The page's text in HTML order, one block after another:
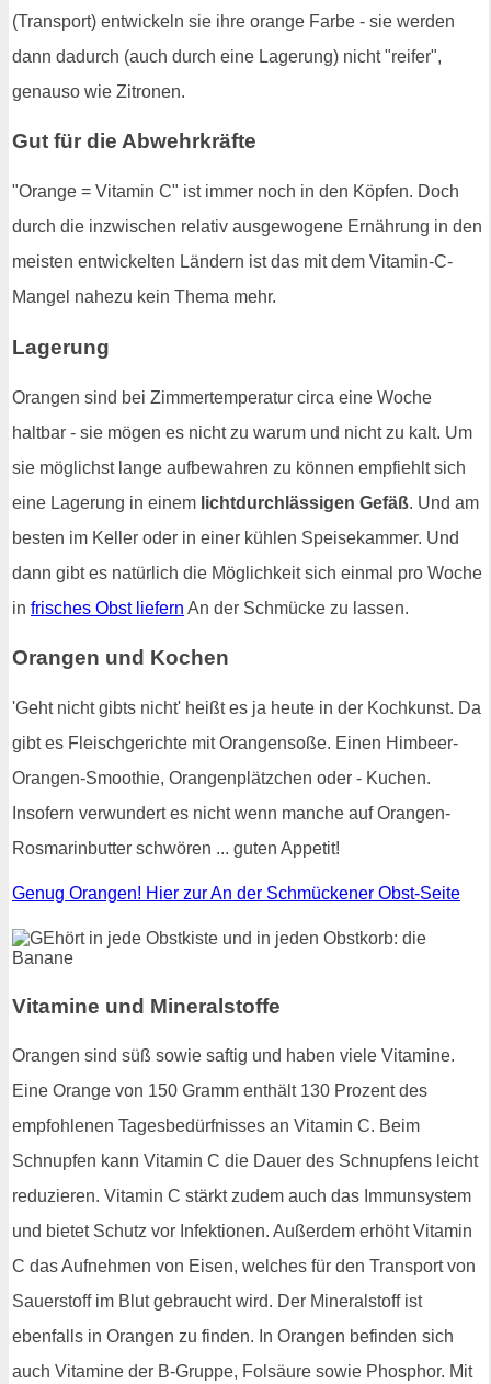
(Transport) entwickeln sie ihre orange Farbe - sie werden
dann dadurch (auch durch eine Lagerung) nicht "reifer",
genauso wie Zitronen.
Gut für die Abwehrkräfte
"Orange = Vitamin C" ist immer noch in den Köpfen. Doch
durch die inzwischen relativ ausgewogene Ernährung in den
meisten entwickelten Ländern ist das mit dem Vitamin-C-
Mangel nahezu kein Thema mehr.
Lagerung
Orangen sind bei Zimmertemperatur circa eine Woche
haltbar - sie mögen es nicht zu warum und nicht zu kalt. Um
sie möglichst lange aufbewahren zu können empfiehlt sich
eine Lagerung in einem lichtdurchlässigen Gefäß. Und am
besten im Keller oder in einer kühlen Speisekammer. Und
dann gibt es natürlich die Möglichkeit sich einmal pro Woche
in frisches Obst liefern An der Schmücke zu lassen.
Orangen und Kochen
'Geht nicht gibts nicht' heißt es ja heute in der Kochkunst. Da
gibt es Fleischgerichte mit Orangensoße. Einen Himbeer-
Orangen-Smoothie, Orangenplätzchen oder - Kuchen.
Insofern verwundert es nicht wenn manche auf Orangen-
Rosmarinbutter schwören ... guten Appetit!
Genug Orangen! Hier zur An der Schmückener Obst-Seite
Vitamine und Mineralstoffe
Orangen sind süß sowie saftig und haben viele Vitamine.
Eine Orange von 150 Gramm enthält 130 Prozent des
empfohlenen Tagesbedürfnisses an Vitamin C. Beim
Schnupfen kann Vitamin C die Dauer des Schnupfens leicht
reduzieren. Vitamin C stärkt zudem auch das Immunsystem
und bietet Schutz vor Infektionen. Außerdem erhöht Vitamin
C das Aufnehmen von Eisen, welches für den Transport von
Sauerstoff im Blut gebraucht wird. Der Mineralstoff ist
ebenfalls in Orangen zu finden. In Orangen befinden sich
auch Vitamine der B-Gruppe, Folsäure sowie Phosphor. Mit